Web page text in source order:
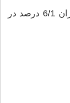
هفته چربی شکمی آزمودنی‌ها را به میزان 6/1 درصد در